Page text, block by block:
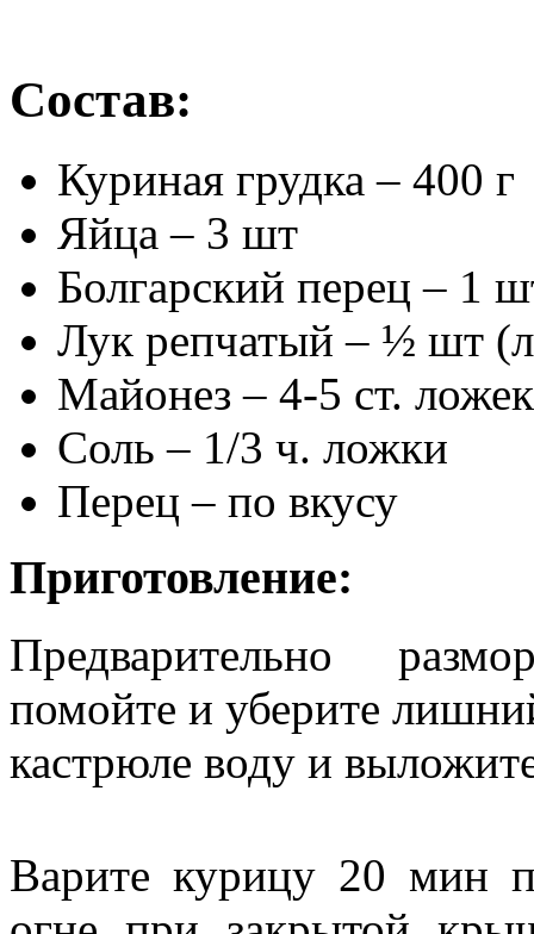
Состав:
Куриная грудка – 400 г
Яйца – 3 шт
Болгарский перец – 1
Лук репчатый – ½ шт
Майонез – 4-5 ст. ложек
Соль – 1/3 ч. ложки
Перец – по вкусу
Приготовление:
Предварительно
помойте и уберите
кастрюле воду и
Варите курицу 20 мин